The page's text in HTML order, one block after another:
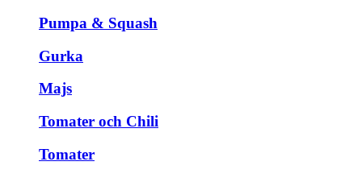
Pumpa & Squash
Gurka
Majs
Tomater och Chili
Tomater